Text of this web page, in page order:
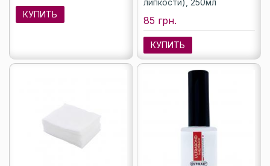
КУПИТЬ
липкости), 250мл
85 грн.
КУПИТЬ